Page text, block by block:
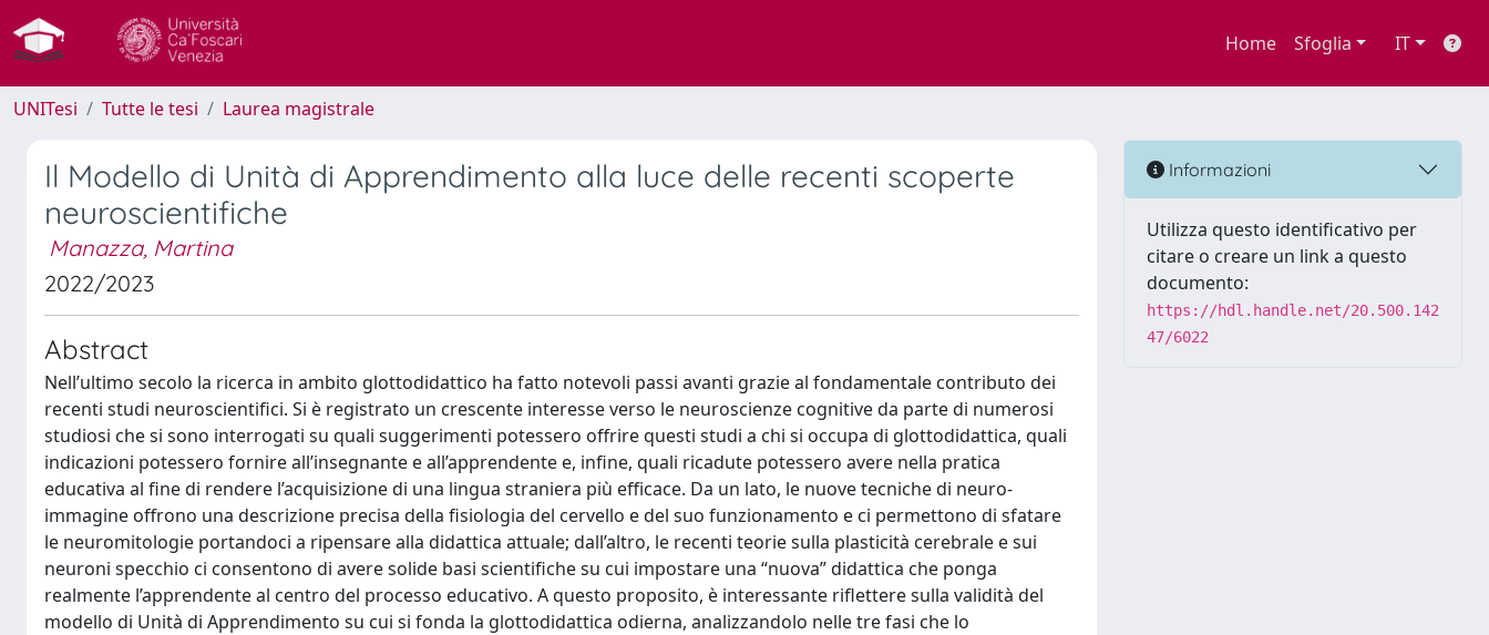
Home Sfoglia IT
UNITesi Tutte le tesi Laurea magistrale
Il Modello di Unità di Apprendimento alla luce delle recenti scoperte
neuroscientifiche
Manazza, Martina
2022/2023
Abstract
Nell’ultimo secolo la ricerca in ambito glottodidattico ha fatto notevoli passi avanti grazie al fondamentale contributo dei
recenti studi neuroscientifici. Si è registrato un crescente interesse verso le neuroscienze cognitive da parte di numerosi
studiosi che si sono interrogati su quali suggerimenti potessero offrire questi studi a chi si occupa di glottodidattica, quali
indicazioni potessero fornire all’insegnante e all’apprendente e, infine, quali ricadute potessero avere nella pratica
educativa al fine di rendere l’acquisizione di una lingua straniera più efficace. Da un lato, le nuove tecniche di neuro-
immagine offrono una descrizione precisa della fisiologia del cervello e del suo funzionamento e ci permettono di sfatare
le neuromitologie portandoci a ripensare alla didattica attuale; dall’altro, le recenti teorie sulla plasticità cerebrale e sui
neuroni specchio ci consentono di avere solide basi scientifiche su cui impostare una “nuova” didattica che ponga
realmente l’apprendente al centro del processo educativo. A questo proposito, è interessante riflettere sulla validità del
modello di Unità di Apprendimento su cui si fonda la glottodidattica odierna, analizzandolo nelle tre fasi che lo
Informazioni
Utilizza questo identificativo per
citare o creare un link a questo
documento:
https://hdl.handle.net/20.500.142
47/6022